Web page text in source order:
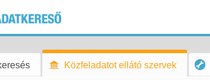
Közfeladatot ellátó szervek